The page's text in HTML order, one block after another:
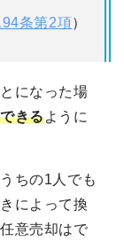
条第2項）
になった場
きるように
ちの1人でも
によって換
意売却はで